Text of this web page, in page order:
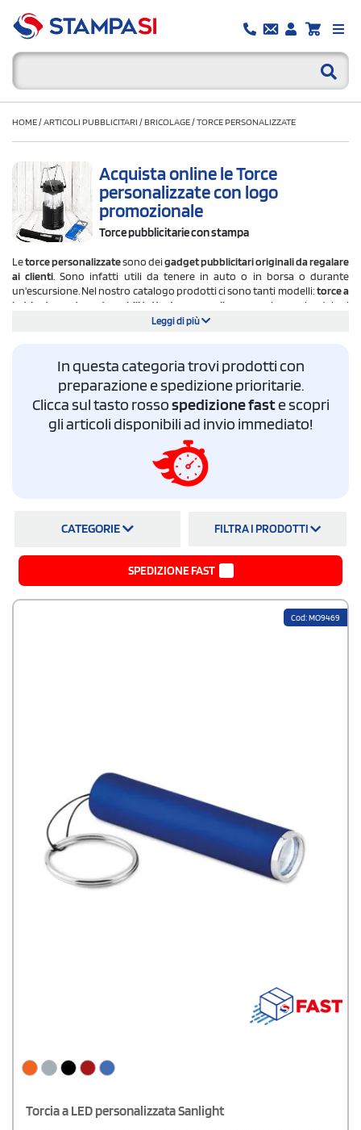
HOME/ARTICOLI PUBBLICITARI /BRICOLAGE/TORCE PERSONALIZZATE
Acquista online le Torce
personalizzate con logo
promozionale
Torce pubblicitarie con stampa
Letorce personalizzatesono deigadget pubblicitari originali da regalare
ai clienti . Sono infatti utili da tenere in auto o in borsa o durante
un'escursione. Nel nostro catalogo prodotti ci sono tanti modelli:torce a
led, lanterne, torce tascabili tutte da personalizzare
con logo aziendale al
miglior prezzo del web. Se avete problemi, dubbi o curiosità non esitate a
Leggi di più
In questa categoria trovi prodotti con
preparazione e spedizione prioritarie.
Clicca sul tasto rossospedizione faste scopri
gli articoli disponibili ad invio immediato!
CATEGORIE FILTRA I PRODOTTI
SPEDIZIONE FAST
Cod: MO9469
Torcia a LED personalizzata Sanlight